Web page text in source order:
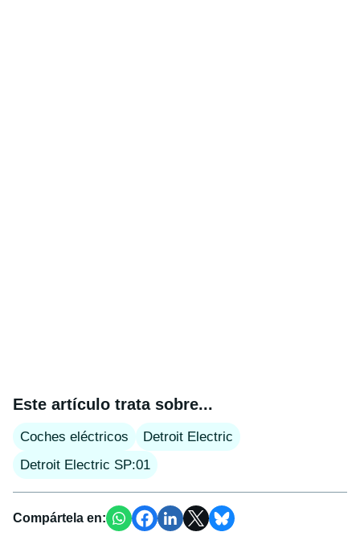
Este artículo trata sobre...
Coches eléctricos
Detroit Electric
Detroit Electric SP:01
Compártela en: